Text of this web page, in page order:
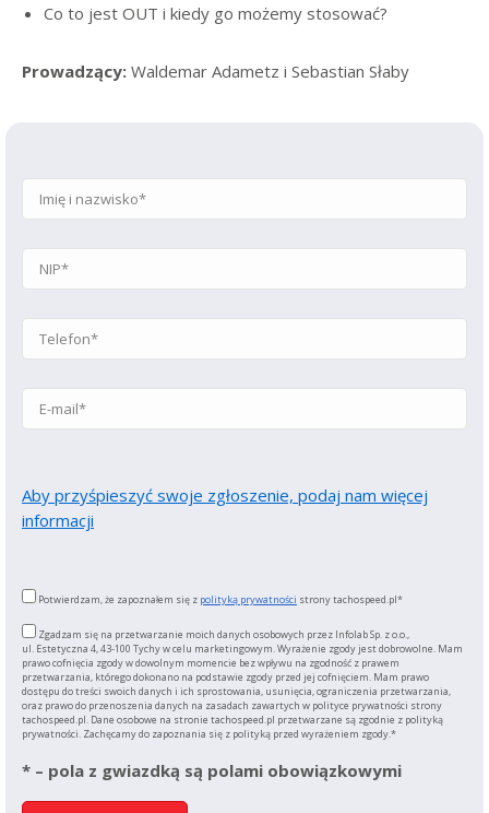
Co to jest OUT i kiedy go możemy stosować?
Prowadzący: Waldemar Adametz i Sebastian Słaby
Aby przyśpieszyć swoje zgłoszenie, podaj nam więcej
informacji
Potwierdzam, że zapoznałem się z polityką prywatności strony tachospeed.pl*
Zgadzam się na przetwarzanie moich danych osobowych przez Infolab Sp. z o.o.,
ul. Estetyczna 4, 43-100 Tychy w celu marketingowym. Wyrażenie zgody jest dobrowolne. Mam
prawo cofnięcia zgody w dowolnym momencie bez wpływu na zgodność z prawem
przetwarzania, którego dokonano na podstawie zgody przed jej cofnięciem. Mam prawo
dostępu do treści swoich danych i ich sprostowania, usunięcia, ograniczenia przetwarzania,
oraz prawo do przenoszenia danych na zasadach zawartych w polityce prywatności strony
tachospeed.pl. Dane osobowe na stronie tachospeed.pl przetwarzane są zgodnie z polityką
prywatności. Zachęcamy do zapoznania się z polityką przed wyrażeniem zgody.*
* – pola z gwiazdką są polami obowiązkowymi